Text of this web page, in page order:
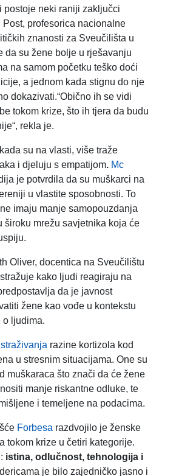
postoje neki raniji zaključci
profesorica nacionalne
znanosti za Sveučilišta u
da su žene bolje u rješavanju
na samom početku teško doći
a jednom kada stignu do nje
dokazivati.“Obično ih se vidi
tokom krize, što ih tjera da budu
rekla je.
su na vlasti, više traže
i djeluju s empatijom. Mc
je potvrdila da su muškarci na
u vlastite sposobnosti. To
imaju manje samopouzdanja
široku mrežu savjetnika koja će
Oliver, docentica na Sveučilištu
kako ljudi reagiraju na
da je javnost
žene kao vođe u kontekstu
o ljudima.
razine kortizola kod
u stresnim situacijama. One su
muškaraca što znači da će žene
manje riskantne odluke, te
i temeljene na podacima.
Forbesa razdvojilo je ženske
tokom krize u četiri kategorije.
istina, odlučnost, tehnologija i
je bilo zajedničko jasno i